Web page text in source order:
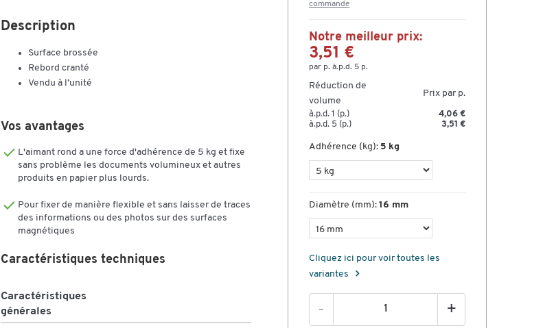
Description
Surface brossée
Rebord cranté
Vendu à l’unité
Vos avantages
L'aimant rond a une force d'adhérence de 5 kg et fixe
sans problème les documents volumineux et autres
produits en papier plus lourds.
Pour fixer de manière flexible et sans laisser de traces
des informations ou des photos sur des surfaces
magnétiques
Caractéristiques techniques
Caractéristiques
générales
commande
Notre meilleur prix:
3,51 €
par p. à.p.d. 5 p.
Réduction de
volume
Prix par p.
à.p.d. 1 (p.)
4,06 €
à.p.d. 5 (p.)
3,51 €
Adhérence (kg): 5 kg
Diamètre (mm): 16 mm
Cliquez ici pour voir toutes les
variantes
- +